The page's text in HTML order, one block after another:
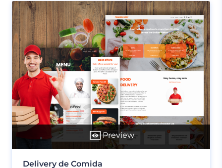
Preview
Delivery de Comida